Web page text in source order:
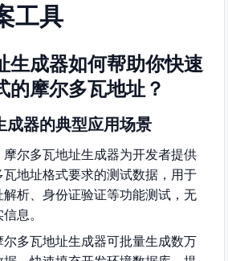
工具
生成器如何帮助你快速
的摩尔多瓦地址？
成器的典型应用场景
摩尔多瓦地址生成器为开发者提供
地址格式要求的测试数据，用于
析、身份证验证等功能测试，无
息。
尔多瓦地址生成器可批量生成数万